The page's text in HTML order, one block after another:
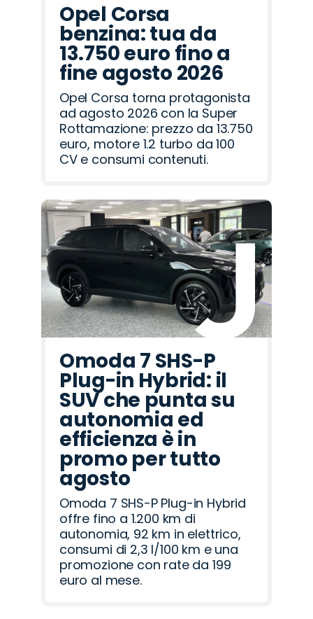
Opel Corsa
benzina: tua da
13.750 euro fino a
fine agosto 2026
Opel Corsa torna protagonista
ad agosto 2026 con la Super
Rottamazione: prezzo da 13.750
euro, motore 1.2 turbo da 100
CV e consumi contenuti.
Omoda 7 SHS-P
Plug-in Hybrid: il
SUV che punta su
autonomia ed
efficienza è in
promo per tutto
agosto
Omoda 7 SHS-P Plug-in Hybrid
offre fino a 1.200 km di
autonomia, 92 km in elettrico,
consumi di 2,3 l/100 km e una
promozione con rate da 199
euro al mese.